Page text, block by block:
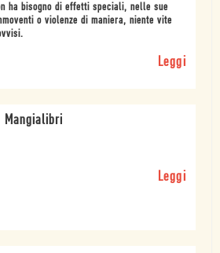
ha bisogno di effetti speciali, nelle sue
o violenze di maniera, niente vite
Leggi
Mangialibri
Leggi